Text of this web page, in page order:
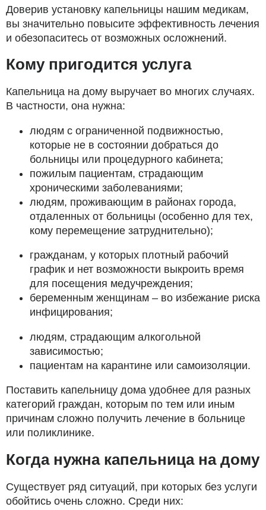
Доверив установку капельницы нашим медикам,
вы значительно повысите эффективность лечения
и обезопаситесь от возможных осложнений.
Кому пригодится услуга
Капельница на дому выручает во многих случаях.
В частности, она нужна:
людям с ограниченной подвижностью,
которые не в состоянии добраться до
больницы или процедурного кабинета;
пожилым пациентам, страдающим
хроническими заболеваниями;
людям, проживающим в районах города,
отдаленных от больницы (особенно для тех,
кому перемещение затруднительно);
гражданам, у которых плотный рабочий
график и нет возможности выкроить время
для посещения медучреждения;
беременным женщинам – во избежание риска
инфицирования;
людям, страдающим алкогольной
зависимостью;
пациентам на карантине или самоизоляции.
Поставить капельницу дома удобнее для разных
категорий граждан, которым по тем или иным
причинам сложно получить лечение в больнице
или поликлинике.
Когда нужна капельница на дому
Существует ряд ситуаций, при которых без услуги
обойтись очень сложно. Среди них: